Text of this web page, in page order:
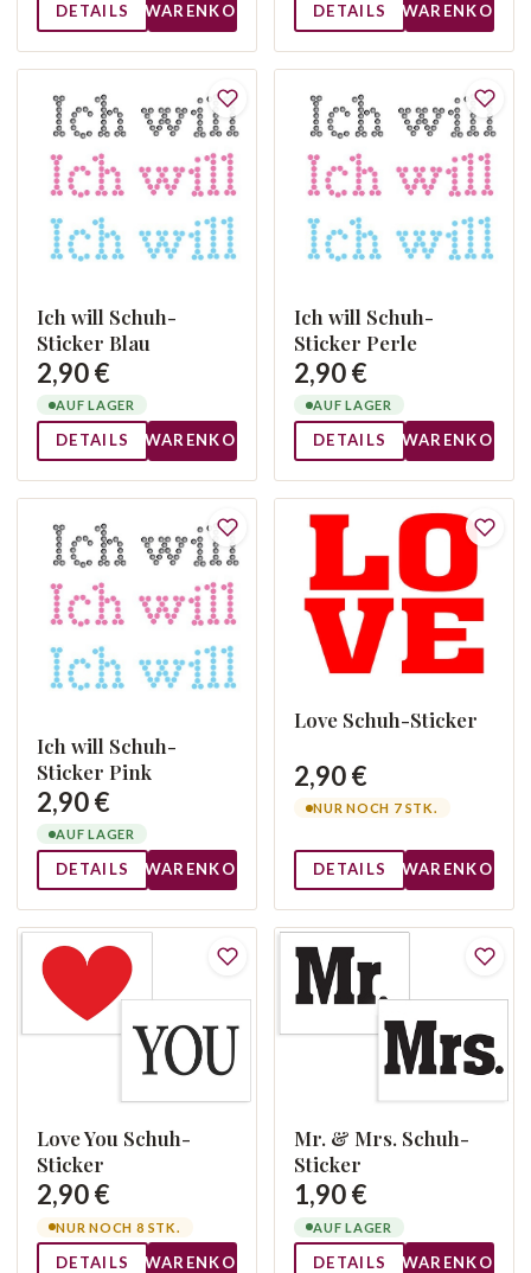
DETAILS WARENKORB DETAILS WARENKORB
Ich will Schuh-
Sticker Blau
2,90 €
AUF LAGER
DETAILS WARENKORB
Ich will Schuh-
Sticker Perle
2,90 €
AUF LAGER
DETAILS WARENKORB
Ich will Schuh-
Sticker Pink
2,90 €
AUF LAGER
DETAILS WARENKORB
Love Schuh-Sticker
2,90 €
NUR NOCH 7 STK.
DETAILS WARENKORB
Love You Schuh-
Sticker
2,90 €
NUR NOCH 8 STK.
DETAILS WARENKORB
Mr. & Mrs. Schuh-
Sticker
1,90 €
AUF LAGER
DETAILS WARENKORB